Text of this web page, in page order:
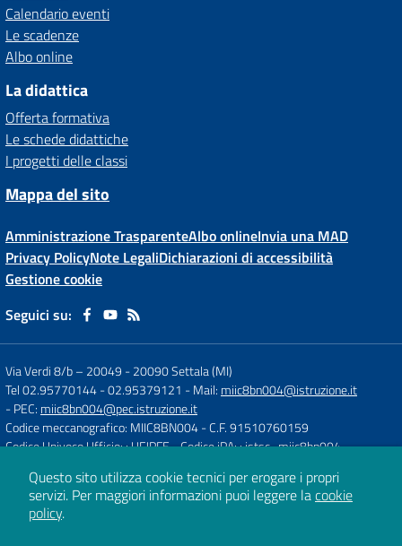
Calendario eventi
Le scadenze
Albo online
La didattica
Offerta formativa
Le schede didattiche
I progetti delle classi
Mappa del sito
Amministrazione TrasparenteAlbo onlineInvia una MAD
Privacy PolicyNote LegaliDichiarazioni di accessibilità
Gestione cookie
Seguici su:
Via Verdi 8/b – 20049 -20090 Settala (MI)
Tel 02.95770144 - 02.95379121 - Mail: miic8bn004@istruzione.it
- PEC: miic8bn004@pec.istruzione.it
Codice meccanografico: MIIC8BN004- C.F. 91510760159
Codice Univoco Ufficio: : UFJPFE- Codice iPA: : istsc_miic8bn004
Concept & Design by
Designers Italia
Questo sito utilizza cookie tecnici per erogare i propri
servizi. Per maggiori informazioni puoi leggere lacookie
policy.